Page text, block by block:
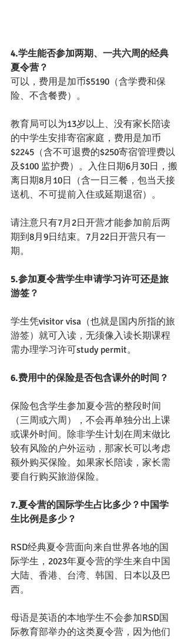
4.学生能否参加两期、一共六周的经典
夏令营？
可以，费用是加币$5190（含学费和保
险、不含餐费）。
教育局可以为13岁以上、没有家长陪读
的中学生安排寄宿家庭，费用是加币
$2245（含不可退费的$250寄宿管理费以
及$100 监护费）。入住日期6月30日，搬
离日期8月10日（含一日三餐，包当天接
送机、不可提前入住或延期退宿）。
请注意只有7月2日开营才能参加前后两
期到8月9日结束。7月22日开营只有一
期。
5.参加夏令营学生申请学习许可还是旅
游签？
学生凭visitor visa（也就是国内所指的旅
游签）就可入读，无须像入读长期课程
需办理学习许可study permit。
6.费用中的保险是否包含课外的时间？
保险包含学生参加夏令营的整段时间
（三周或六周），不会再单独分出上课
或课外时间。除非学生计划在周末做比
较有风险的户外运动，那家长可以考虑
额外购买保险。如果家长陪读，家长需
要自行购买旅游保险。
7.夏令营的国际学生占比多少？中国学
生比例是多少？
RSD经典夏令营面向来自世界各地的国
际学生，2023年夏令营的学生来自中国
大陆、香港、台湾、韩国、日本以及巴
西。
母语是英语的本地学生不会参加RSD国
际教育部举办的这类夏令营，因为他们